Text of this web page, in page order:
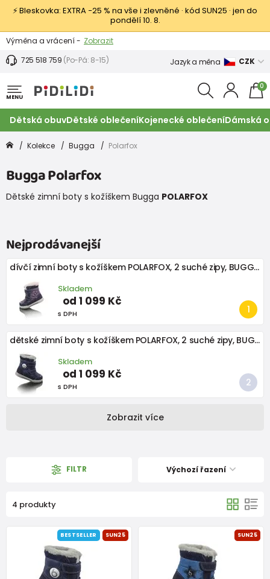
⚡ Bleskovka: EXTRA −25 % na vše i zlevněné · kód SUN25 · jen do
pondělí 10. 8.
Výměna a vrácení - Zobrazit
Sleva 100 Kč na první nákup -
725 518 759 (Po-Pá: 8-15) Jazyk a měna CZK
MENU
0
Dětská obuvDětské oblečeníKojenecké oblečeníDámská
Kolekce Bugga Polarfox
Bugga Polarfox
Dětské zimní boty s kožíškem Bugga POLARFOX
Nejprodávanejší
dívčí zimní boty s kožíškem POLARFOX, 2 suché zipy, BUGGA, B00172-06, fialová
Skladem
od 1 099 Kč
s DPH
dětské zimní boty s kožíškem POLARFOX, 2 suché zipy, BUGGA, B00173-04, modrá
Skladem
od 1 099 Kč
s DPH
Zobrazit více
FILTR Výchozí řazení
4 produkty
BESTSELLER SUN25 SUN25